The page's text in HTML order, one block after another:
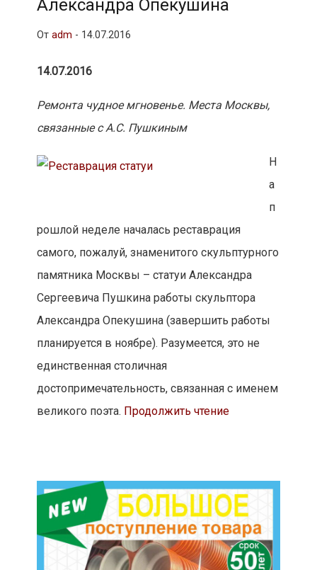
Александра Опекушина
От adm - 14.07.2016
14.07.2016
Ремонта чудное мгновенье. Места Москвы,
связанные с А.С. Пушкиным
Н
а
п
рошлой неделе началась реставрация
самого, пожалуй, знаменитого скульптурного
памятника Москвы – статуи Александра
Сергеевича Пушкина работы скульптора
Александра Опекушина (завершить работы
планируется в ноябре). Разумеется, это не
единственная столичная
достопримечательность, связанная с именем
великого поэта. Продолжить чтение